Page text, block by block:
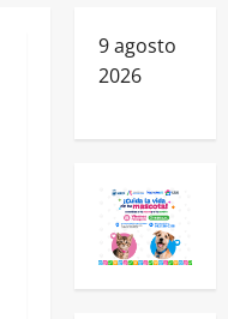
9 agosto
2026